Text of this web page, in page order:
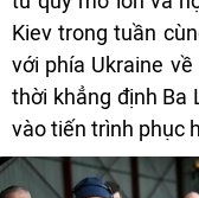
Kiev trong tuần
với phía Ukraine
thời khẳng định Ba
vào tiến trình phục